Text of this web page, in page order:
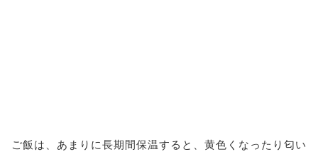
ご飯は、あまりに長期間保温すると、黄色くなったり匂い